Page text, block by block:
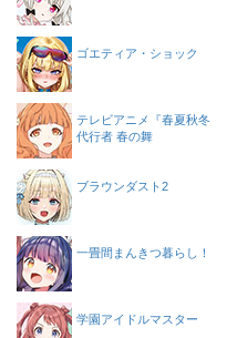
ゴエティア・ショック
テレビアニメ『春夏秋冬
代行者 春の舞
ブラウンダスト2
一畳間まんきつ暮らし！
学園アイドルマスター